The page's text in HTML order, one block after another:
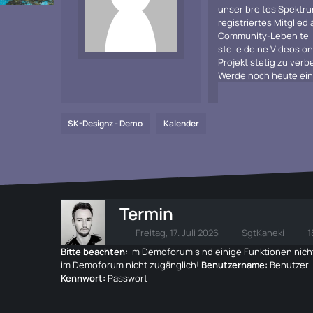
unser breites
registriertes Mitglied
Community-Leben
stelle deine Videos
Projekt stetig zu
Werde noch heute
SK-Designz - Demo Kalender
Termin
Freitag, 17. Juli 2026 SgtKaneki
Bitte beachten: Im Demoforum sind einige Funktionen
im Demoforum nicht zugänglich! Benutzername: Benutzer
Kennwort: Passwort